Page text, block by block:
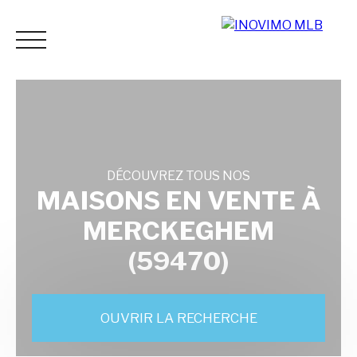
ACCUEIL ACHETER LOUER ESTIMER VENDRE
Mes
favoris
ESTIMATI
DÉCOUVREZ TOUS NOS
MAISONS EN VENTE À
MERCKEGHEM
(59470)
OUVRIR LA RECHERCHE